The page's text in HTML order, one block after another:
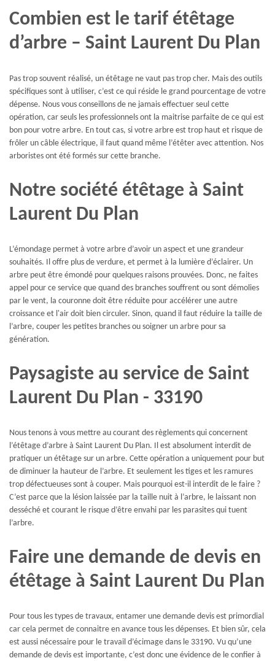
Combien est le tarif étêtage
d’arbre – Saint Laurent Du Plan
Pas trop souvent réalisé, un étêtage ne vaut pas trop cher. Mais des outils
spécifiques sont à utiliser, c’est ce qui réside le grand pourcentage de votre
dépense. Nous vous conseillons de ne jamais effectuer seul cette
opération, car seuls les professionnels ont la maitrise parfaite de ce qui est
bon pour votre arbre. En tout cas, si votre arbre est trop haut et risque de
frôler un câble électrique, il faut quand même l’étêter avec attention. Nos
arboristes ont été formés sur cette branche.
Notre société étêtage à Saint
Laurent Du Plan
L’émondage permet à votre arbre d’avoir un aspect et une grandeur
souhaités. Il offre plus de verdure, et permet à la lumière d’éclairer. Un
arbre peut être émondé pour quelques raisons prouvées. Donc, ne faites
appel pour ce service que quand des branches souffrent ou sont démolies
par le vent, la couronne doit être réduite pour accélérer une autre
croissance et l'air doit bien circuler. Sinon, quand il faut réduire la taille de
l’arbre, couper les petites branches ou soigner un arbre pour sa
génération.
Paysagiste au service de Saint
Laurent Du Plan - 33190
Nous tenons à vous mettre au courant des règlements qui concernent
l’étêtage d’arbre à Saint Laurent Du Plan. Il est absolument interdit de
pratiquer un étêtage sur un arbre. Cette opération a uniquement pour but
de diminuer la hauteur de l’arbre. Et seulement les tiges et les ramures
trop défectueuses sont à couper. Mais pourquoi est-il interdit de le faire ?
C’est parce que la lésion laissée par la taille nuit à l’arbre, le laissant non
desséché et courant le risque d’être envahi par les parasites qui tuent
l’arbre.
Faire une demande de devis en
étêtage à Saint Laurent Du Plan
Pour tous les types de travaux, entamer une demande devis est primordial
car cela permet de connaitre en avance tous les dépenses. Et bien sûr, cela
est aussi nécessaire pour le travail d’écimage dans le 33190. Vu qu’une
demande de devis est importante, c’est donc une évidence de le confier à